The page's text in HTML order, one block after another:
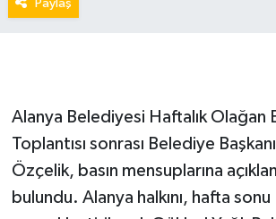
Paylaş
Alanya Belediyesi Haftalık Olağan
Toplantısı sonrası Belediye
Özçelik, basın mensuplarına
bulundu. Alanya halkını, hafta sonu